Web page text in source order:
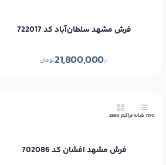
فرش مشهد سلطان‌آباد کد 722017
از21,800,000تومان
700 شانه تراکم 2550
فرش مشهد افشان کد 702086